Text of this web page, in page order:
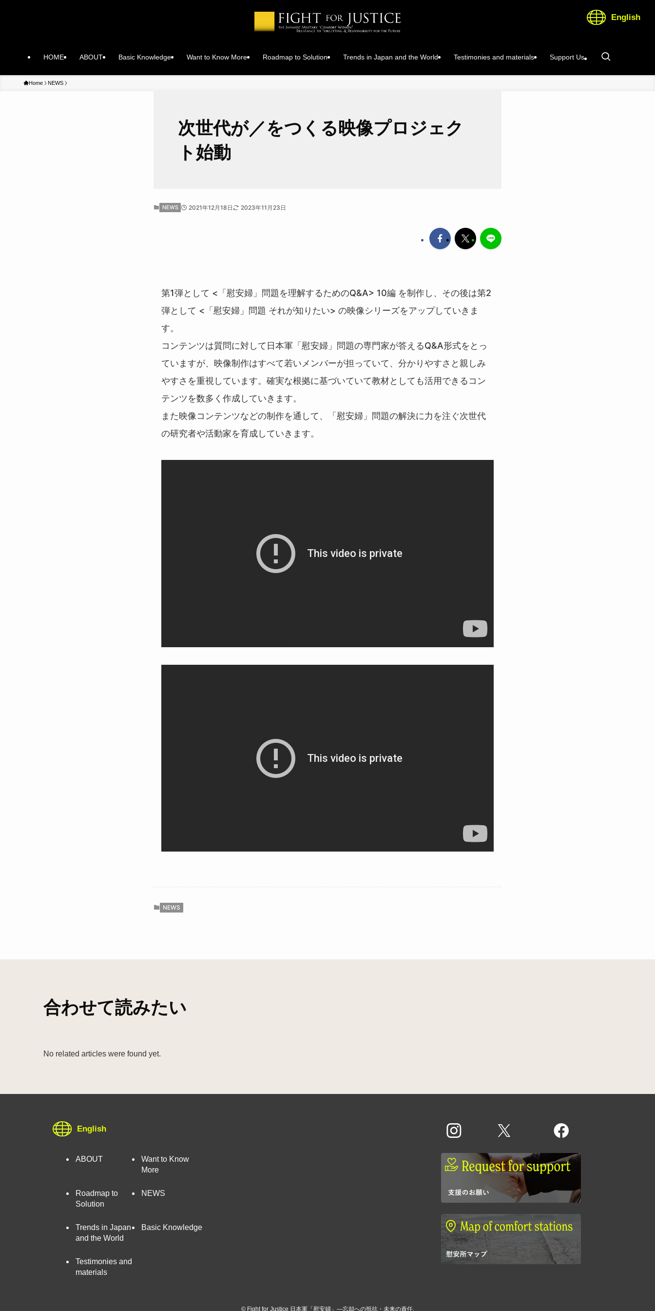
HOME ABOUT Basic Knowledge Want to Know More Roadmap to Solution Trends in Japan and the World Testimonies and materials Support Us
English
Home NEWS
次世代が／をつくる映像プロジェク
ト始動
NEWS 2021年12月18日 2023年11月23日
第1弾として <「慰安婦」問題を理解するためのQ&A> 10編 を制作し、その後は第2
弾として <「慰安婦」問題 それが知りたい> の映像シリーズをアップしていきま
す。
コンテンツは質問に対して日本軍「慰安婦」問題の専門家が答えるQ&A形式をとっ
ていますが、映像制作はすべて若いメンバーが担っていて、分かりやすさと親しみ
やすさを重視しています。確実な根拠に基づいていて教材としても活用できるコン
テンツを数多く作成していきます。
また映像コンテンツなどの制作を通して、「慰安婦」問題の解決に力を注ぐ次世代
の研究者や活動家を育成していきます。
NEWS
合わせて読みたい
No related articles were found yet.
English
ABOUT
Want to Know
More
Roadmap to
Solution
NEWS
Trends in Japan
and the World
Basic Knowledge
Testimonies and
materials
©Fight for Justice 日本軍「慰安婦」―忘却への抵抗・未来の責任.